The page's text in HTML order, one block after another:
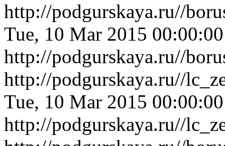
http://podgurskaya.ru//
Tue, 10 Mar 2015
http://podgurskaya.ru//
http://podgurskaya.ru//
Tue, 10 Mar 2015
http://podgurskaya.ru//